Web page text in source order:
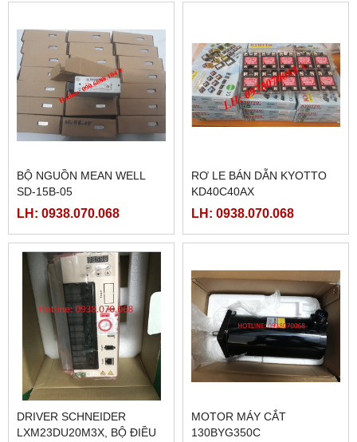
BỘ NGUỒN MEAN WELL
SD-15B-05
LH: 0938.070.068
RƠ LE BÁN DẪN KYOTTO
KD40C40AX
LH: 0938.070.068
DRIVER SCHNEIDER
LXM23DU20M3X, BỘ ĐIỀU
MOTOR MÁY CẮT
130BYG350C